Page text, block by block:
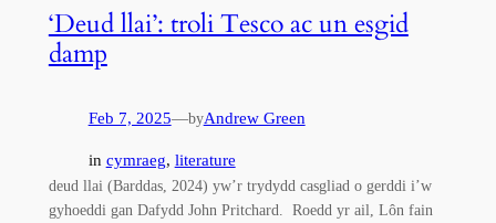
‘Deud llai’: troli Tesco ac un esgid
damp
Feb 7, 2025—byAndrew Green
in cymraeg, literature
deud llai (Barddas, 2024) yw’r trydydd casgliad o gerddi i’w
gyhoeddi gan Dafydd John Pritchard. Roedd yr ail, Lôn fain